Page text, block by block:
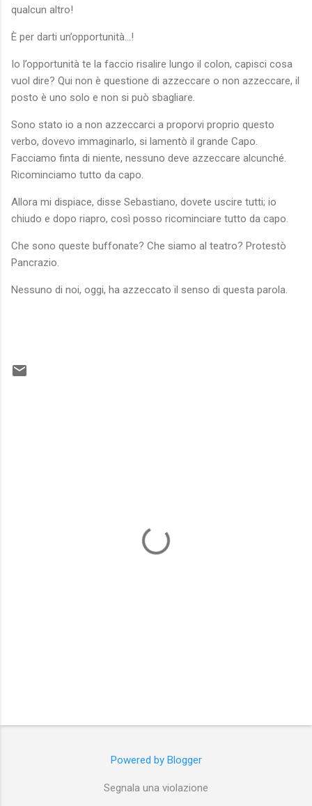
qualcun altro!
È per darti un’opportunità…!
Io l’opportunità te la faccio risalire lungo il colon, capisci cosa
vuol dire? Qui non è questione di azzeccare o non azzeccare, il
posto è uno solo e non si può sbagliare.
Sono stato io a non azzeccarci a proporvi proprio questo
verbo, dovevo immaginarlo, si lamentò il grande Capo.
Facciamo finta di niente, nessuno deve azzeccare alcunché.
Ricominciamo tutto da capo.
Allora mi dispiace, disse Sebastiano, dovete uscire tutti; io
chiudo e dopo riapro, così posso ricominciare tutto da capo.
Che sono queste buffonate? Che siamo al teatro? Protestò
Pancrazio.
Nessuno di noi, oggi, ha azzeccato il senso di questa parola.
Powered by Blogger
Segnala una violazione